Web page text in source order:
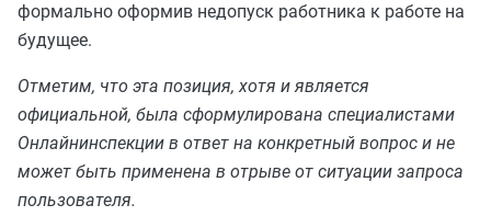
формально оформив недопуск работника к работе на
будущее.
Отметим, что эта позиция, хотя и является
официальной, была сформулирована специалистами
Онлайнинспекции в ответ на конкретный вопрос и не
может быть применена в отрыве от ситуации запроса
пользователя.